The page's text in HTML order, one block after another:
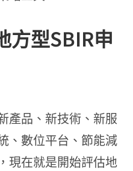
方型SBIR申
產品、新技術、新服
、數位平台、節能減
現在就是開始評估地